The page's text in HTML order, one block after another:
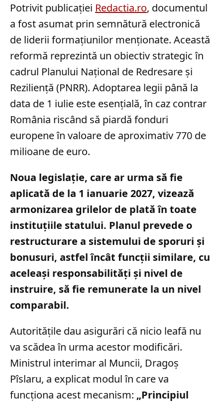
Potrivit publicației Redactia.ro, documentul
a fost asumat prin semnătură electronică
de liderii formațiunilor menționate. Această
reformă reprezintă un obiectiv strategic în
cadrul Planului Național de Redresare și
Reziliență (PNRR). Adoptarea legii până la
data de 1 iulie este esențială, în caz contrar
România riscând să piardă fonduri
europene în valoare de aproximativ 770 de
milioane de euro.
Noua legislație, care ar urma să fie
aplicată de la 1 ianuarie 2027, vizează
armonizarea grilelor de plată în toate
instituțiile statului. Planul prevede o
restructurare a sistemului de sporuri și
bonusuri, astfel încât funcții similare, cu
aceleași responsabilități și nivel de
instruire, să fie remunerate la un nivel
comparabil.
Autoritățile dau asigurări că nicio leafă nu
va scădea în urma acestor modificări.
Ministrul interimar al Muncii, Dragoș
Pîslaru, a explicat modul în care va
funcționa acest mecanism: „Principiul